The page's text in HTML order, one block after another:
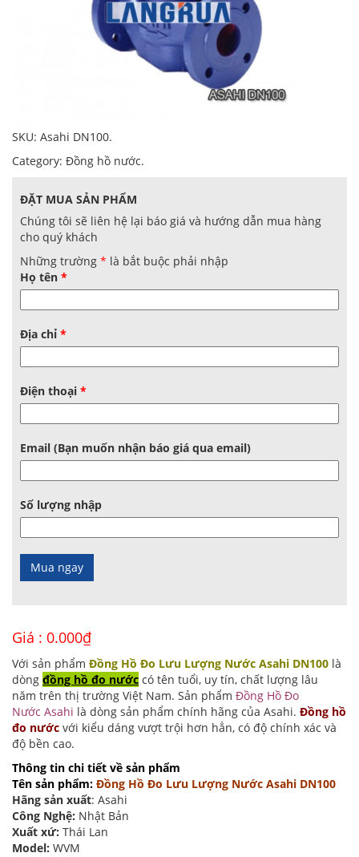
SKU: Asahi DN100.
Category: Đồng hồ nước.
ĐẶT MUA SẢN PHẨM
Chúng tôi sẽ liên hệ lại báo giá và hướng dẫn mua hàng
cho quý khách
Những trường * là bắt buộc phải nhập
Họ tên *
Địa chỉ *
Điện thoại *
Email (Bạn muốn nhận báo giá qua email)
Số lượng nhập
Giá : 0.000₫
Với sản phẩm Đồng Hồ Đo Lưu Lượng Nước Asahi DN100 là
dòng đồng hồ đo nước có tên tuổi, uy tín, chất lượng lâu
năm trên thị trường Việt Nam. Sản phẩm Đồng Hồ Đo
Nước Asahi là dòng sản phẩm chính hãng của Asahi. Đồng hồ
đo nước với kiểu dáng vượt trội hơn hẳn, có độ chính xác và
độ bền cao.
Thông tin chi tiết về sản phẩm
Tên sản phẩm: Đồng Hồ Đo Lưu Lượng Nước Asahi DN100
Hãng sản xuất: Asahi
Công Nghệ: Nhật Bản
Xuất xứ: Thái Lan
Model: WVM